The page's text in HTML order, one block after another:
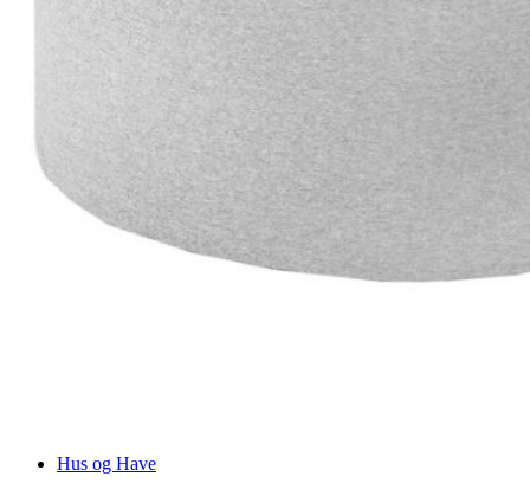
Hus og Have